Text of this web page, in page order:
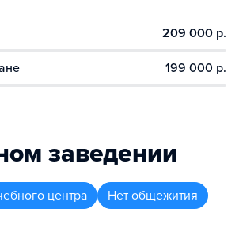
209 000 р.
199 000 р.
заведении
центра Нет общежития